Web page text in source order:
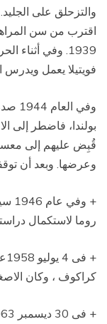
والتزحلق على
اقترب من سن
1939. وفي أثناء
فويتيلا يعمل ويدرس
وفي
بولندا، فاضطر إلى
قُبِض عليهم إلى
وعرضها. وبعد أن
+
روما لاستكمال
كراكوف ، وكان